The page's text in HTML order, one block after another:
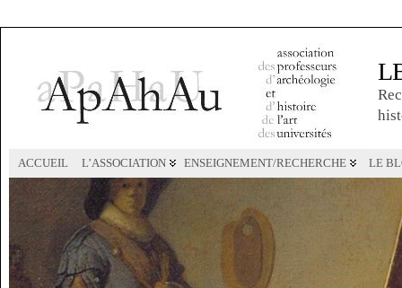
ACCUEIL L’ASSOCIATION ENSEIGNEMENT/RECHERCHE LE